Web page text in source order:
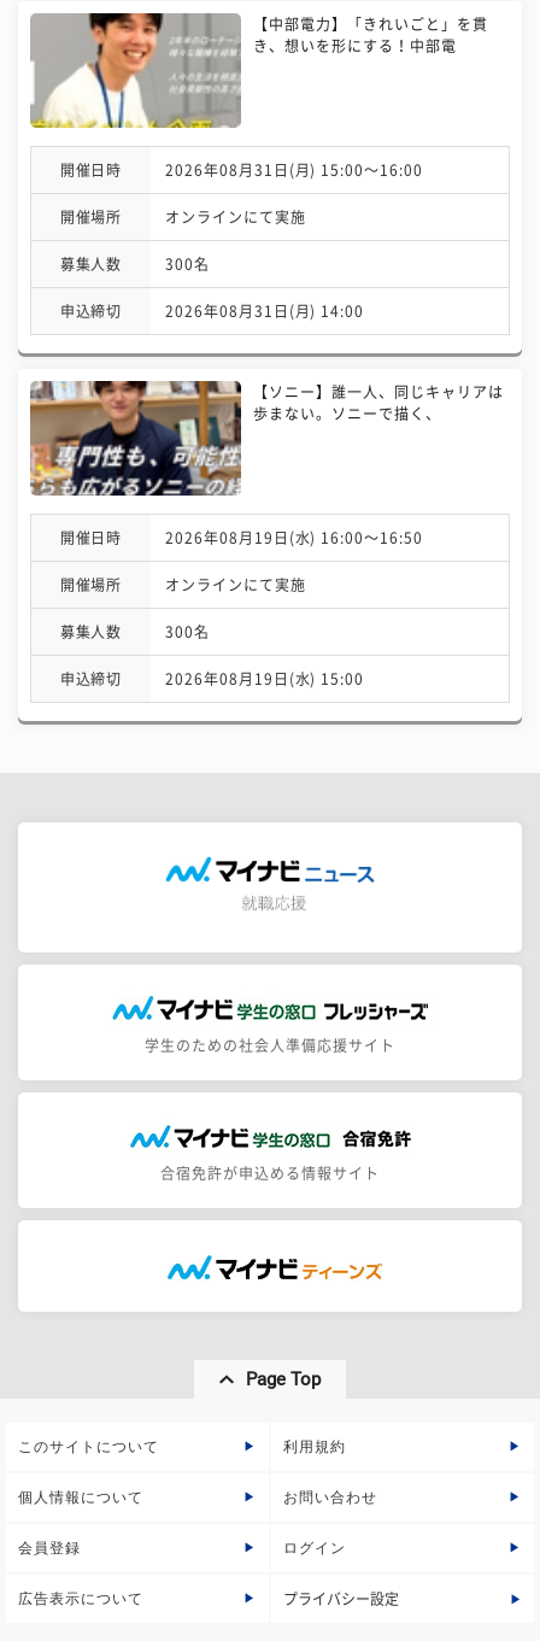
【中部電力】「きれいごと」を貫
き、想いを形にする！中部電
開催日時 2026年08月31日(月) 15:00〜16:00
開催場所 オンラインにて実施
募集人数 300名
申込締切 2026年08月31日(月) 14:00
【ソニー】誰一人、同じキャリアは
歩まない。ソニーで描く、
開催日時 2026年08月19日(水) 16:00〜16:50
開催場所 オンラインにて実施
募集人数 300名
申込締切 2026年08月19日(水) 15:00
学生のための社会人準備応援サイト
合宿免許が申込める情報サイト
Page Top
このサイトについて 利用規約
個人情報について お問い合わせ
会員登録 ログイン
広告表示について プライバシー設定